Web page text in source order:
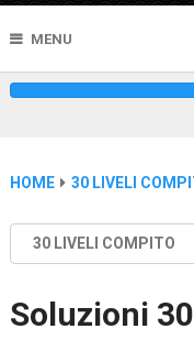
MENU
HOME 30 LIVELI
30 LIVELI COMPITO
Soluzioni